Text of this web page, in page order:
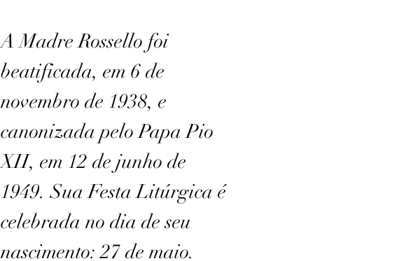
A Madre Rossello foi
beatificada, em 6 de
novembro de 1938, e
canonizada pelo Papa Pio
XII, em 12 de junho de
1949. Sua Festa Litúrgica é
celebrada no dia de seu
nascimento: 27 de maio.